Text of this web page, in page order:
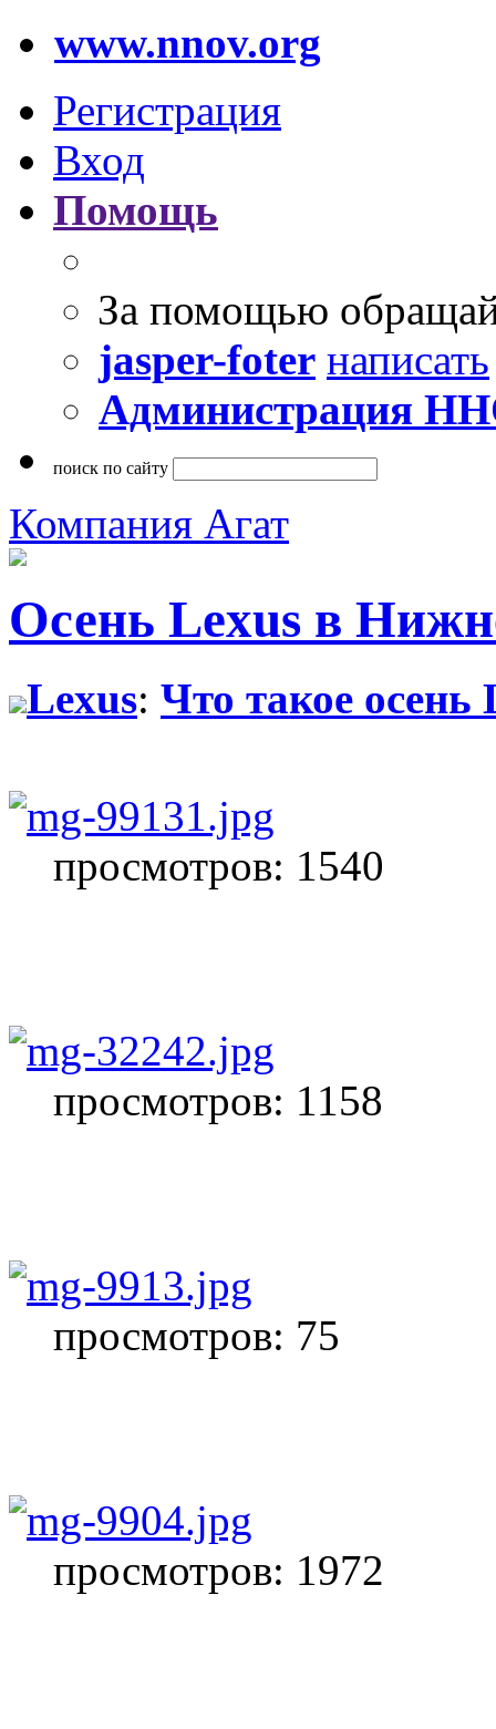
www.nnov.org
Регистрация
Вход
Помощь
За помощью
jasper-foter написать
Администрация
поиск по сайту
Компания Агат
Осень Lexus в
Lexus: Что такое
просмотров: 1540
просмотров: 1158
просмотров: 75
просмотров: 1972